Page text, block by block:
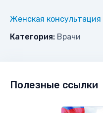
Женская консультация
Категория: Врачи
Полезные ссылки